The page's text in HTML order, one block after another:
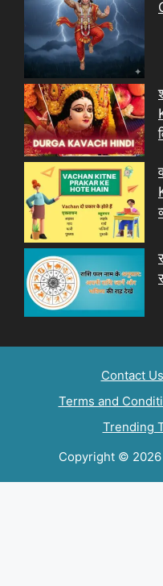
Contact Us
Terms and
Trending
Copyright ©